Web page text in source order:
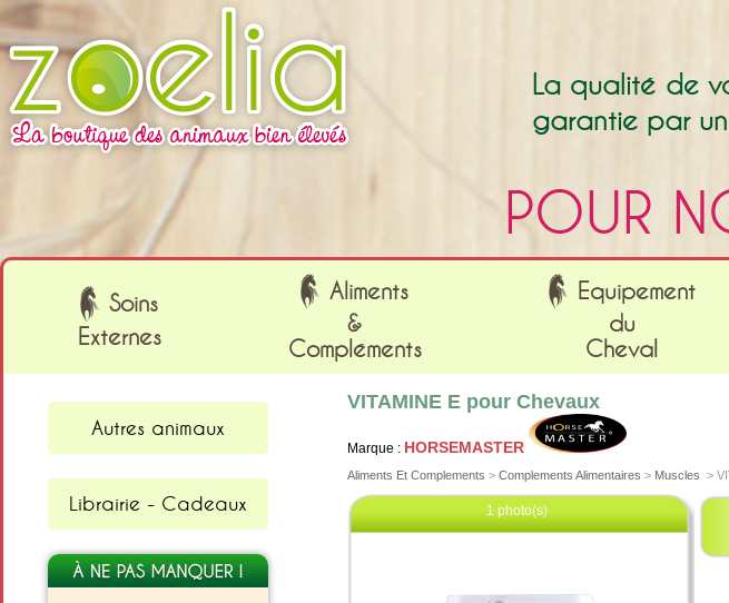
La qualité de
garantie par
POUR
Soins
Externes
Aliments
&
Compléments
Equipement
du
Cheval
Autres animaux
Librairie - Cadeaux
VITAMINE E pour Chevaux
Marque : HORSEMASTER
Aliments Et Complements > Complements Alimentaires > Muscles >
1 photo(s)
Cookies management panel